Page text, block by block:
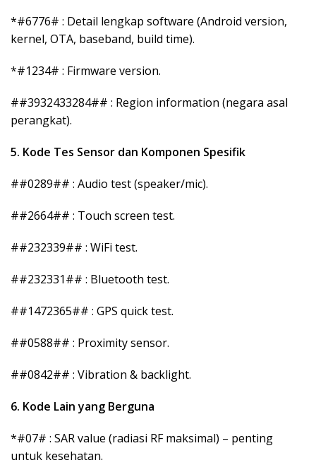
*#6776# : Detail lengkap software (Android version,
kernel, OTA, baseband, build time).
*#1234# : Firmware version.
##3932433284## : Region information (negara asal
perangkat).
5. Kode Tes Sensor dan Komponen Spesifik
##0289## : Audio test (speaker/mic).
##2664## : Touch screen test.
##232339## : WiFi test.
##232331## : Bluetooth test.
##1472365## : GPS quick test.
##0588## : Proximity sensor.
##0842## : Vibration & backlight.
6. Kode Lain yang Berguna
*#07# : SAR value (radiasi RF maksimal) – penting
untuk kesehatan.